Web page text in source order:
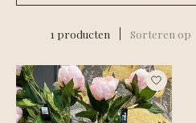
1 producten Sorteren op